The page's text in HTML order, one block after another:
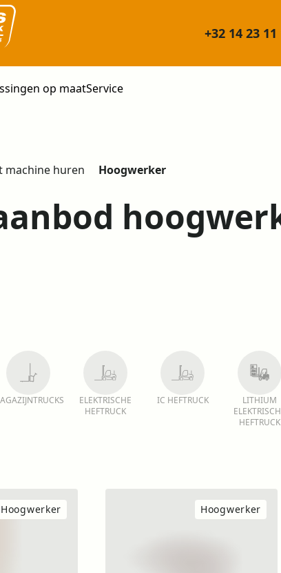
+32 14 23 11
op maatService
machine huren Hoogwerker
ELEKTRISCHE
HEFTRUCK
IC HEFTRUCK
LITHIUM
HEFTRUCK
Hoogwerker Hoogwerker